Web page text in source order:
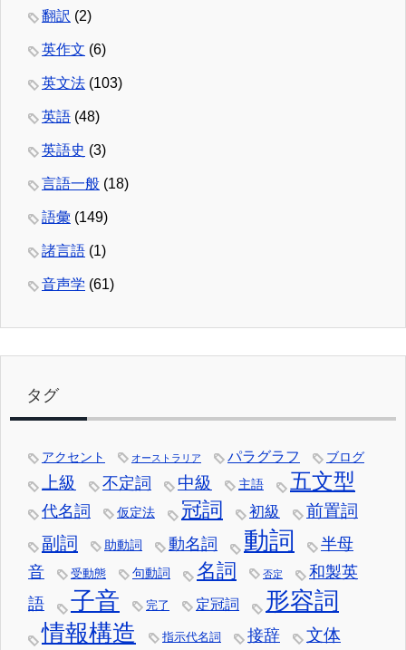
翻訳 (2)
英作文 (6)
英文法 (103)
英語 (48)
英語史 (3)
言語一般 (18)
語彙 (149)
諸言語 (1)
音声学 (61)
タグ
アクセント オーストラリア パラグラフ ブログ
上級 不定詞 中級 主語 五文型
代名詞 仮定法 冠詞 初級
前置詞
副詞
助動詞 動名詞 動詞
半母
音
受動態 句動詞 名詞 否定
和製英
語
子音 完了 定冠詞
形容詞
情報構造
指示代名詞 接辞 文体